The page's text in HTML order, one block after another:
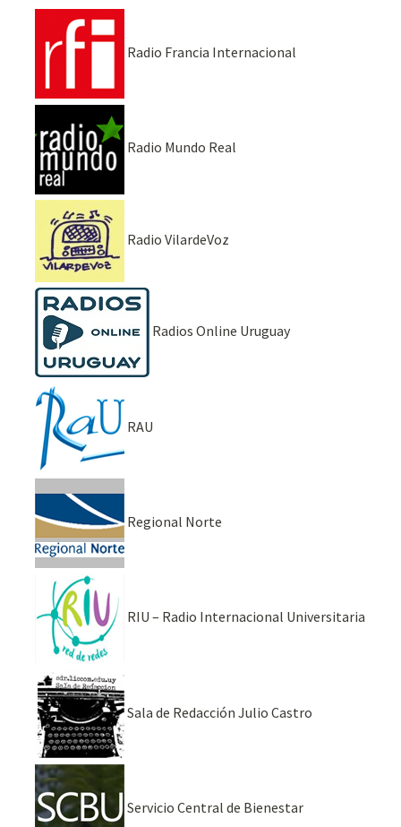
Radio Francia Internacional
Radio Mundo Real
Radio VilardeVoz
Radios Online Uruguay
RAU
Regional Norte
RIU – Radio Internacional Universitaria
Sala de Redacción Julio Castro
Servicio Central de Bienestar